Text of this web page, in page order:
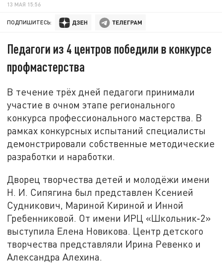
13 МАЯ 15:56
ПОДПИШИТЕСЬ:
Педагоги из 4 центров победили в конкурсе
профмастерства
В течение трёх дней педагоги принимали
участие в очном этапе регионального
конкурса профессионального мастерства. В
рамках конкурсных испытаний специалисты
демонстрировали собственные методические
разработки и наработки.
Дворец творчества детей и молодёжи имени
Н. И. Сипягина был представлен Ксенией
Судникович, Мариной Кириной и Инной
Гребенниковой. От имени ИРЦ «Школьник‑2»
выступила Елена Новикова. Центр детского
творчества представляли Ирина Ревенко и
Александра Алехина.